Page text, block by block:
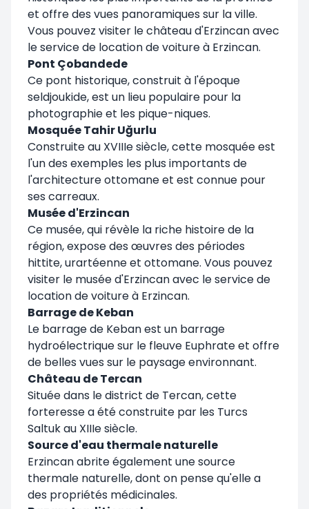
et offre des vues panoramiques sur la ville.
Vous pouvez visiter le château d'Erzincan avec
le service de location de voiture à Erzincan.
Pont Çobandede
Ce pont historique, construit à l'époque
seldjoukide, est un lieu populaire pour la
photographie et les pique-niques.
Mosquée Tahir Uğurlu
Construite au XVIIIe siècle, cette mosquée est
l'un des exemples les plus importants de
l'architecture ottomane et est connue pour
ses carreaux.
Musée d'Erzincan
Ce musée, qui révèle la riche histoire de la
région, expose des œuvres des périodes
hittite, urartéenne et ottomane. Vous pouvez
visiter le musée d'Erzincan avec le service de
location de voiture à Erzincan.
Barrage de Keban
Le barrage de Keban est un barrage
hydroélectrique sur le fleuve Euphrate et offre
de belles vues sur le paysage environnant.
Château de Tercan
Située dans le district de Tercan, cette
forteresse a été construite par les Turcs
Saltuk au XIIIe siècle.
Source d'eau thermale naturelle
Erzincan abrite également une source
thermale naturelle, dont on pense qu'elle a
des propriétés médicinales.